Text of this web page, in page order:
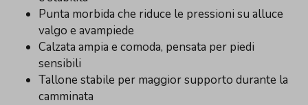
Punta morbida che riduce le pressioni su alluce
valgo e avampiede
Calzata ampia e comoda, pensata per piedi
sensibili
Tallone stabile per maggior supporto durante la
camminata